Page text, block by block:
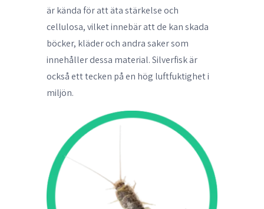
är kända för att äta stärkelse och
cellulosa, vilket innebär att de kan skada
böcker, kläder och andra saker som
innehåller dessa material. Silverfisk är
också ett tecken på en hög luftfuktighet i
miljön.